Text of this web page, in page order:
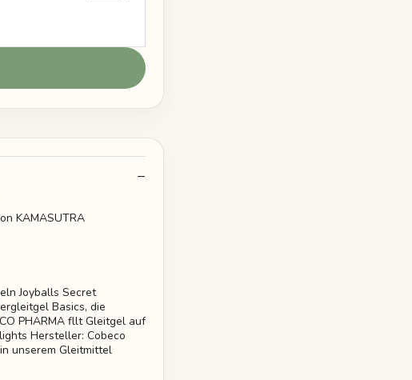
KAMASUTRA
Joyballs Secret
Basics, die
PHARMA fllt Gleitgel auf
Hersteller: Cobeco
unserem Gleitmittel